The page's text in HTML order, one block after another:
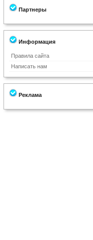
Партнеры
Информация
Правила сайта
Написать нам
Реклама